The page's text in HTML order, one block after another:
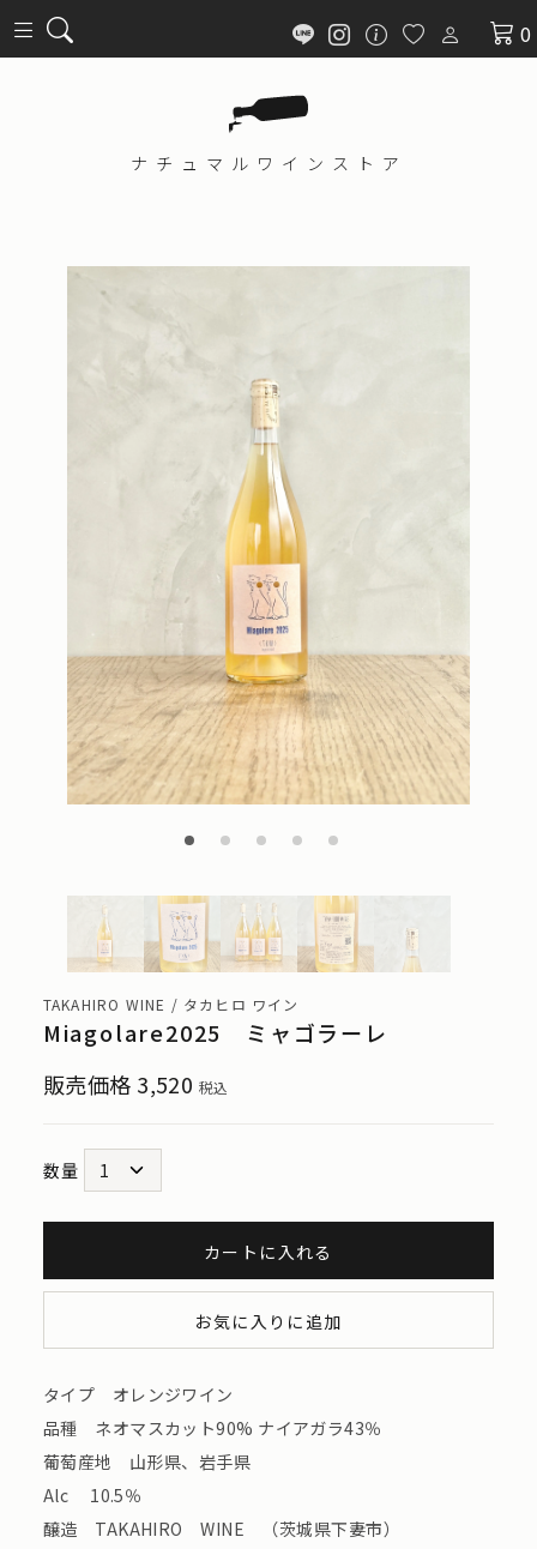
0
ナチュマル ワインストア
TAKAHIRO WINE / タカヒロ ワイン
Miagolare2025 ミャゴラーレ
販売価格 3,520 税込
数量
カートに入れる
お気に入りに追加
タイプ オレンジワイン
品種 ネオマスカット90% ナイアガラ43％
葡萄産地 山形県、岩手県
Alc 10.5％
醸造 TAKAHIRO WINE （茨城県下妻市）